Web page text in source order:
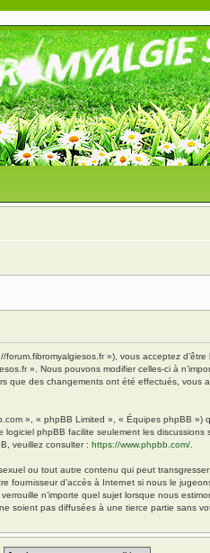
»), vous acceptez
». Nous pouvons modifier celles-ci à
que des changements ont été effectués,
», « phpBB Limited », « Équipes phpBB »)
logiciel phpBB facilite seulement les
veuillez consulter : https://www.phpbb.com/
ou tout autre contenu qui peut
d’accès à Internet si nous le
n’importe quel sujet lorsque nous
pas diffusées à une tierce partie sans